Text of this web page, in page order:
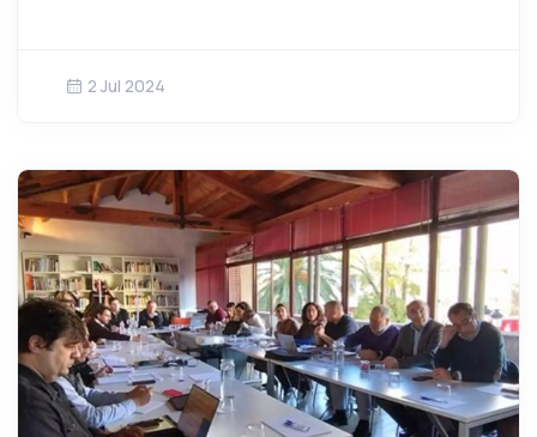
2 Jul 2024